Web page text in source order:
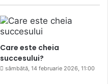
Care este cheia
succesului?
sâmbătă, 14 februarie 2026, 11:00